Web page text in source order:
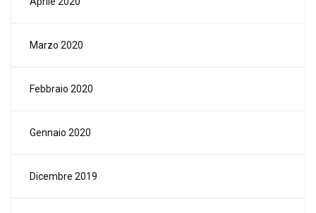
Marzo 2020
Febbraio 2020
Gennaio 2020
Dicembre 2019